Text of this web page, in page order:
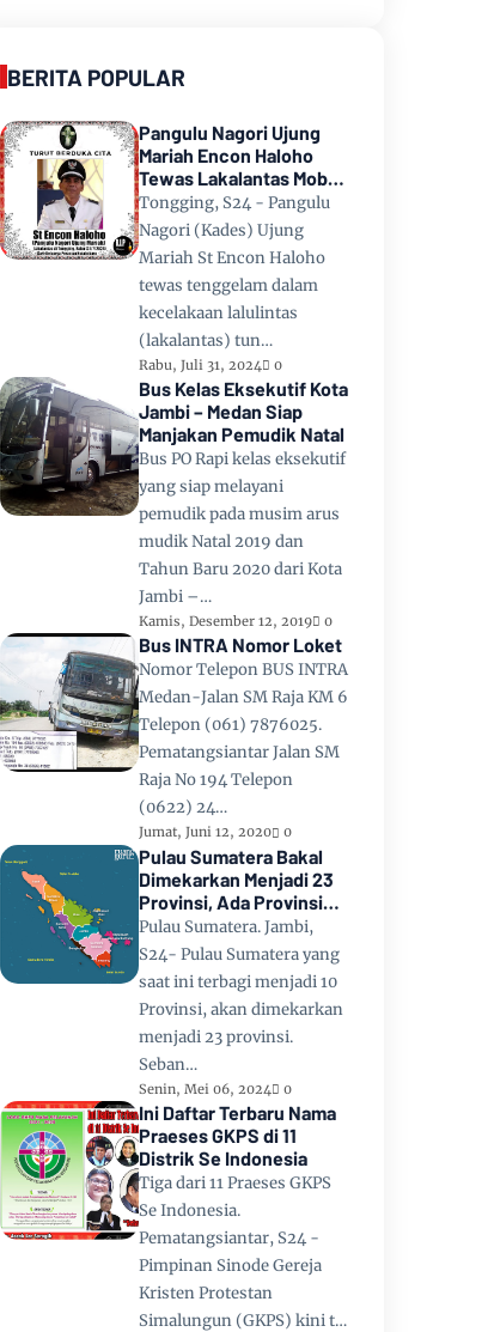
BERITA POPULAR
Pangulu Nagori Ujung
Mariah Encon Haloho
Tewas Lakalantas Mobil
Terjun ke Danau Toba di
Tongging
Tongging, S24 - Pangulu
Nagori (Kades) Ujung
Mariah St Encon Haloho
tewas tenggelam dalam
kecelakaan lalulintas
(lakalantas) tun…
Rabu, Juli 31, 2024 0
Bus Kelas Eksekutif Kota
Jambi – Medan Siap
Manjakan Pemudik Natal
Bus PO Rapi kelas eksekutif
yang siap melayani
pemudik pada musim arus
mudik Natal 2019 dan
Tahun Baru 2020 dari Kota
Jambi –…
Kamis, Desember 12, 2019 0
Bus INTRA Nomor Loket
Nomor Telepon BUS INTRA
Medan-Jalan SM Raja KM 6
Telepon (061) 7876025.
Pematangsiantar Jalan SM
Raja No 194 Telepon
(0622) 24…
Jumat, Juni 12, 2020 0
Pulau Sumatera Bakal
Dimekarkan Menjadi 23
Provinsi, Ada Provinsi
Toba Raya dan Provinsi
Tapanuli
Pulau Sumatera. Jambi,
S24- Pulau Sumatera yang
saat ini terbagi menjadi 10
Provinsi, akan dimekarkan
menjadi 23 provinsi.
Seban…
Senin, Mei 06, 2024 0
Ini Daftar Terbaru Nama
Praeses GKPS di 11
Distrik Se Indonesia
Tiga dari 11 Praeses GKPS
Se Indonesia.
Pematangsiantar, S24 -
Pimpinan Sinode Gereja
Kristen Protestan
Simalungun (GKPS) kini t…